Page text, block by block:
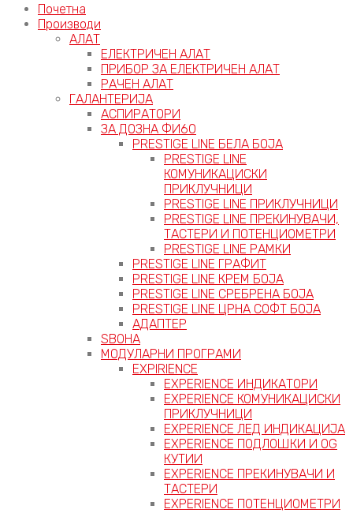
Почетна
Производи
АЛАТ
ЕЛЕКТРИЧЕН АЛАТ
ПРИБОР ЗА ЕЛЕКТРИЧЕН АЛАТ
РАЧЕН АЛАТ
ГАЛАНТЕРИЈА
АСПИРАТОРИ
ЗА ДОЗНА ФИ60
PRESTIGE LINE БЕЛА БОЈА
PRESTIGE LINE
КОМУНИКАЦИСКИ
ПРИКЛУЧНИЦИ
PRESTIGE LINE ПРИКЛУЧНИЦИ
PRESTIGE LINE ПРЕКИНУВАЧИ,
ТАСТЕРИ И ПОТЕНЦИОМЕТРИ
PRESTIGE LINE РАМКИ
PRESTIGE LINE ГРАФИТ
PRESTIGE LINE КРЕМ БОЈА
PRESTIGE LINE СРЕБРЕНА БОЈА
PRESTIGE LINE ЦРНА СОФТ БОЈА
АДАПТЕР
ЅВОНА
МОДУЛАРНИ ПРОГРАМИ
EXPIRIENCE
EXPERIENCE ИНДИКАТОРИ
EXPERIENCE КОМУНИКАЦИСКИ
ПРИКЛУЧНИЦИ
EXPERIENCE ЛЕД ИНДИКАЦИЈА
EXPERIENCE ПОДЛОШКИ И OG
КУТИИ
EXPERIENCE ПРЕКИНУВАЧИ И
ТАСТЕРИ
EXPERIENCE ПОТЕНЦИОМЕТРИ